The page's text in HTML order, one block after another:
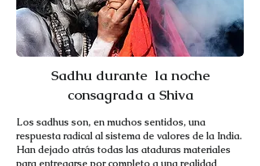
Sadhu durante la noche
consagrada a Shiva
Los sadhus son, en muchos sentidos, una
respuesta radical al sistema de valores de la India.
Han dejado atrás todas las ataduras materiales